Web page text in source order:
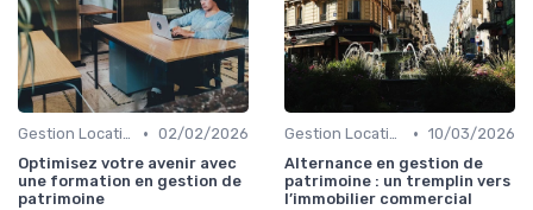
Gestion Locative et Asset Management • 02/02/2026
Optimisez votre avenir avec
une formation en gestion de
patrimoine
Gestion Locative et Asset Management • 10/03/2026
Alternance en gestion de
patrimoine : un tremplin vers
l’immobilier commercial